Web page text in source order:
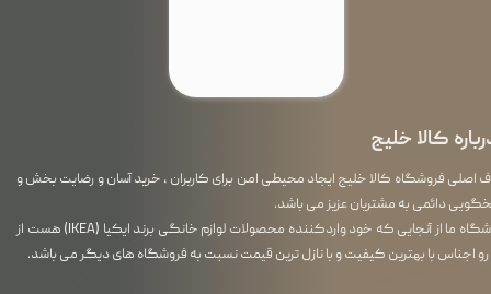
کالا خلیج
اصلی فروشگاه کالا خلیج ایجاد محیطی امن برای کاربران ، خرید آسان و رضایت بخش و
دائمی به مشتریان عزیز می باشد.
فروشگاه ما از آنجایی که خود واردکننده محصولات لوازم خانگی برند ایکیا (IKEA) هست از
رو اجناس با بهترین کیفیت و با نازل ترین قیمت نسبت به فروشگاه های دیگر می باشد.